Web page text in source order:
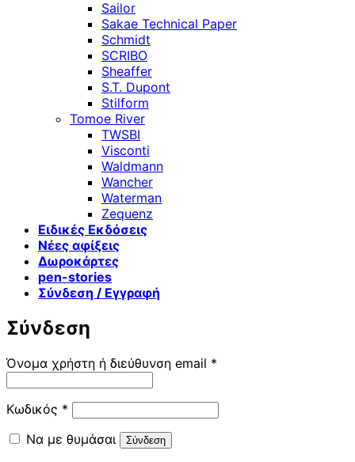
Sailor
Sakae Technical Paper
Schmidt
SCRIBO
Sheaffer
S.T. Dupont
Stilform
Tomoe River
TWSBI
Visconti
Waldmann
Wancher
Waterman
Zequenz
Ειδικές Εκδόσεις
Νέες αφίξεις
Δωροκάρτες
pen-stories
Σύνδεση / Εγγραφή
Σύνδεση
Όνομα χρήστη ή διεύθυνση email *
Κωδικός * Απαιτείται
Να με θυμάσαι
Σύνδεση